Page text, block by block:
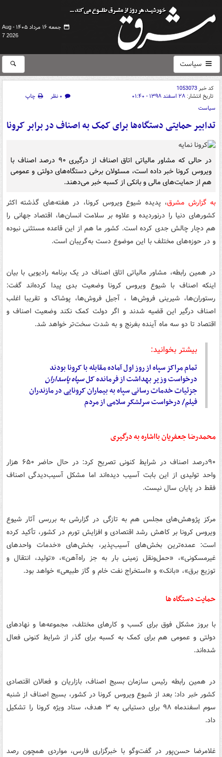
جمعه ۱۶ مرداد ۱۴۰۵ -
Aug
7 2026
سیاست
کد خبر1053073
تاریخ انتشار: ۲۸ اسفند ۱۳۹۸ - ۰۱:۴۰ ۰ نظر
چاپ
سیاست
تدابیر حمایتی دستگاه‌ها برای کمک به اصناف در برابر کرونا
در حالی که مشاور مالیاتی اتاق اصناف از درگیری ۹۰ درصد اصناف با
ویروس کرونا خبر داده است، مسئولان برخی دستگاه‌های دولتی و عمومی
هم از حمایت‌های مالی و بانکی از کسبه خبر می‌دهند.
به گزارش مشرق، پدیده شیوع ویروس کرونا، در هفته‌های گذشته اکثر
کشورهای دنیا را درنوردیده و علاوه ‌بر سلامت انسان‌ها، اقتصاد جهانی را
هم دچار چالش جدی کرده است. کشور ما هم از این قاعده مستثنی نبوده
و در حوزه‌های مختلف با این موضوع دست به‌گریبان است.
در همین رابطه، مشاور مالیاتی اتاق اصناف در یک برنامه رادیویی با بیان
اینکه اصناف با شیوع ویروس کرونا وضعیت بدی پیدا کرده‌اند گفت:
رستوران‌ها، شیرینی فروش‌ها ، آجیل فروش‌ها، پوشاک و تقریبا اغلب
اصناف درگیر این قضیه شدند و اگر دولت کمک نکند وضعیت اصناف و
اقتصاد تا دو سه ماه آینده بغرنج و به شدت سخت‌تر خواهد شد.
بیشتر بخوانید:
تمام مراکز سپاه از روز اول آماده مقابله با کرونا بودند
درخواست وزیر بهداشت از فرمانده کلسپاهپاسداران
جزئیات خدمات رسانی سپاه به بیماران کرونایی در مازندران
فیلم/ درخواست سرلشکر سلامی از مردم
محمدرضا جعفریان بااشاره به درگیری
۹۰درصد اصناف در شرایط کنونی تصریح کرد: در حال حاضر ۶۵۰ هزار
واحد تولیدی از این بابت آسیب دیده‌اند اما مشکل آسیب‌دیدگی اصناف
فقط در پایان سال نیست.
مرکز پژوهش‌های مجلس هم به تازگی در گزارشی به بررسی آثار شیوع
ویروس کرونا بر کاهش رشد اقتصادی و افزایش تورم در کشور، تأکید کرده
است: عمده‌ترین بخش‌های آسیب‌پذیر، بخش‌های «خدمات واحدهای
غیرمسکونی»، «حمل‌ونقل زمینی بار به جز راه‌آهن»، «تولید، انتقال و
توزیع برق»، «بانک» و «استخراج نفت خام و گاز طبیعی» خواهد بود.
حمایت دستگاه ها
با بروز مشکل فوق برای کسب و کارهای مختلف، مجموعه‌ها و نهادهای
دولتی و عمومی هم برای کمک به کسبه برای گذر از شرایط کنونی فعال
شده‌اند.
در همین رابطه رئیس ‌سازمان بسیج اصناف، ‌بازاریان و فعالان اقتصادی
کشور خبر داد: بعد از شیوع ویروس کرونا در کشور، بسیج اصناف از شنبه
سوم اسفندماه ۹۸ برای دستیابی به ۳ هدف، ستاد ویژه کرونا را تشکیل
داد.
غلامرضا حسن‌پور در گفت‌وگو با خبرگزاری فارس، مواردی همچون رصد